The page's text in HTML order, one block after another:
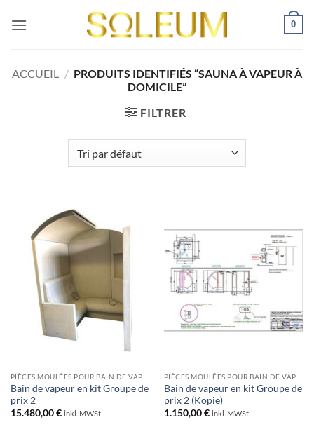
0
ACCUEIL / PRODUITS IDENTIFIÉS “SAUNA À VAPEUR À
DOMICILE”
FILTRER
Bain de vapeur en kit Groupe de
prix 2
15.480,00€ inkl. MWSt.
Bain de vapeur en kit Groupe de
prix 2 (Kopie)
1.150,00€ inkl. MWSt.